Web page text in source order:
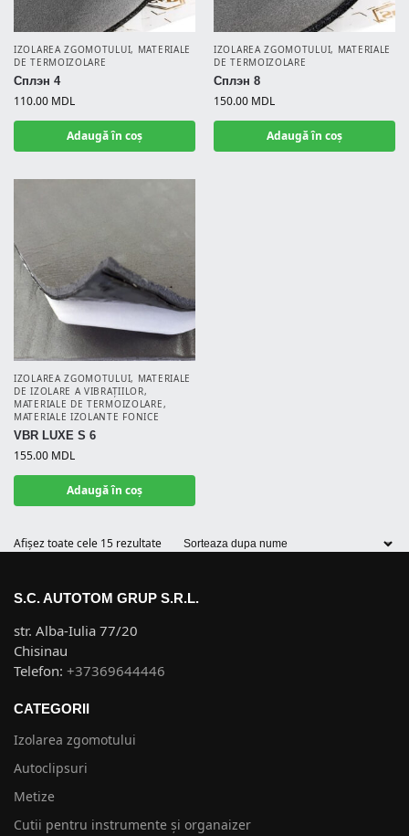
IZOLAREA ZGOMOTULUI, MATERIALE
DE TERMOIZOLARE
Сплэн 4
110.00 MDL
Adaugă în coș
IZOLAREA ZGOMOTULUI, MATERIALE
DE TERMOIZOLARE
Сплэн 8
150.00 MDL
Adaugă în coș
IZOLAREA ZGOMOTULUI, MATERIALE
DE IZOLARE A VIBRAȚIILOR,
MATERIALE DE TERMOIZOLARE,
MATERIALE IZOLANTE FONICE
VBR LUXE S 6
155.00 MDL
Adaugă în coș
Afișez toate cele 15 rezultate
S.C. AUTOTOM GRUP S.R.L.
str. Alba-Iulia 77/20
Chisinau
Telefon: +37369644446
CATEGORII
Izolarea zgomotului
Autoclipsuri
Metize
Cutii pentru instrumente și organaizer